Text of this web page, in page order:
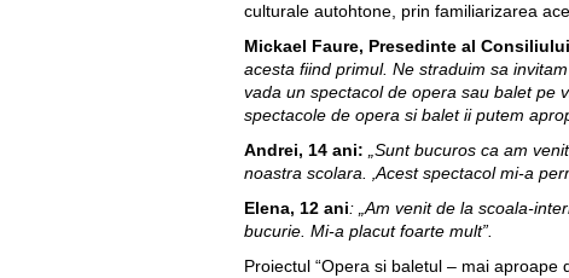
culturale autohtone, prin familiarizarea
Mickael Faure, Presedinte al
acesta fiind primul. Ne straduim sa
vada un spectacol de opera sau balet pe
spectacole de opera si balet ii putem
Andrei, 14 ani:
„Sunt bucuros ca am
noastra scolara. ‚Acest spectacol mi-a
Elena, 12 ani: „Am venit de la scoala-
bucurie. Mi-a placut foarte mult”.
Proiectul “Opera si baletul – mai